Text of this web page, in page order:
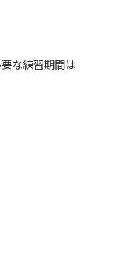
な練習期間は